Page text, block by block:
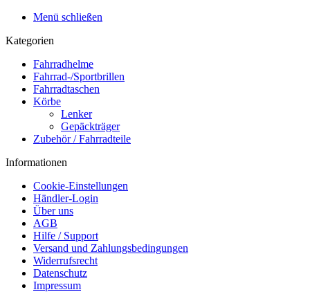
Menü schließen
Kategorien
Fahrradhelme
Fahrrad-/Sportbrillen
Fahrradtaschen
Körbe
Lenker
Gepäckträger
Zubehör / Fahrradteile
Informationen
Cookie-Einstellungen
Händler-Login
Über uns
AGB
Hilfe / Support
Versand und Zahlungsbedingungen
Widerrufsrecht
Datenschutz
Impressum